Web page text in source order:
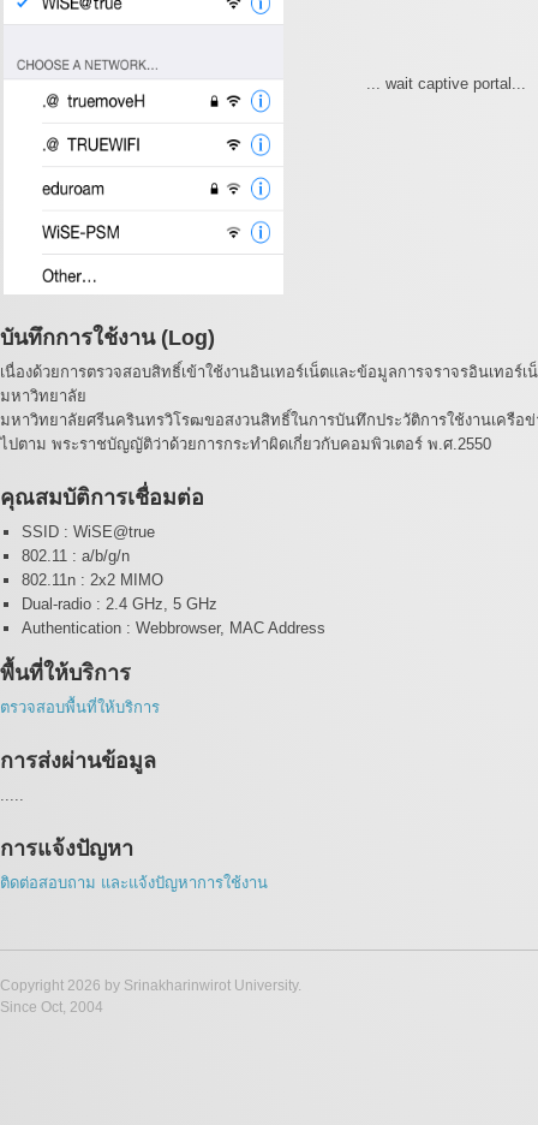
... wait captive portal...
บันทึกการใช้งาน (Log)
เนื่องด้วยการตรวจสอบสิทธิ์เข้าใช้งานอินเทอร์เน็ตและข้อมูลการจราจรอินเทอร์เ
มหาวิทยาลัย
มหาวิทยาลัยศรีนครินทรวิโรฒขอสงวนสิทธิ์ในการบันทึกประวัติการใช้งานเครือข่
ไปตาม พระราชบัญญัติว่าด้วยการกระทำผิดเกี่ยวกับคอมพิวเตอร์ พ.ศ.2550
คุณสมบัติการเชื่อมต่อ
SSID : WiSE@true
802.11 : a/b/g/n
802.11n : 2x2 MIMO
Dual-radio : 2.4 GHz, 5 GHz
Authentication : Webbrowser, MAC Address
พื้นที่ให้บริการ
ตรวจสอบพื้นที่ให้บริการ
การส่งผ่านข้อมูล
.....
การแจ้งปัญหา
ติดต่อสอบถาม และแจ้งปัญหาการใช้งาน
Copyright 2026 by Srinakharinwirot University.
Since Oct, 2004